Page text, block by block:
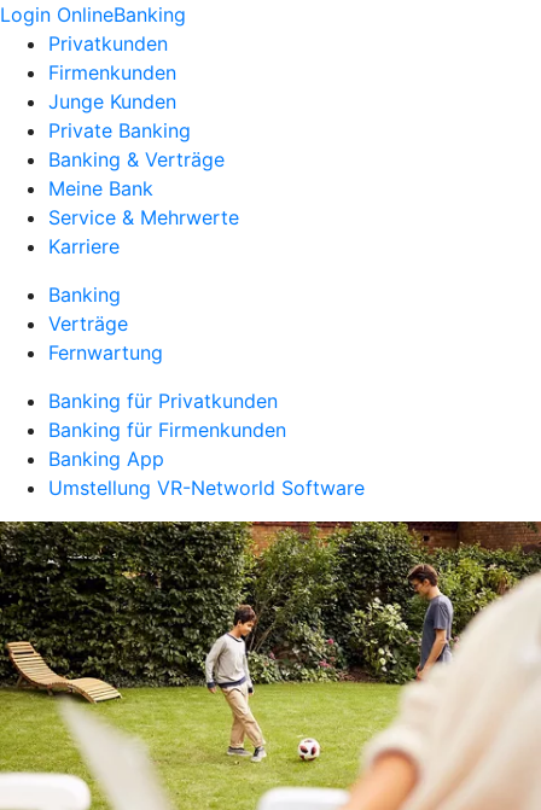
Login OnlineBanking
Privatkunden
Firmenkunden
Junge Kunden
Private Banking
Banking & Verträge
Meine Bank
Service & Mehrwerte
Karriere
Banking
Verträge
Fernwartung
Banking für Privatkunden
Banking für Firmenkunden
Banking App
Umstellung VR-Networld Software